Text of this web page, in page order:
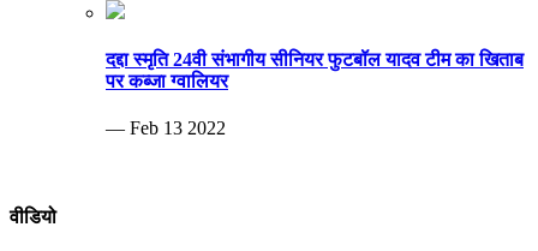
दद्दा स्मृति 24वी संभागीय सीनियर फुटबॉल यादव टीम का खिताब
पर कब्जा ग्वालियर
— Feb 13 2022
वीडियो